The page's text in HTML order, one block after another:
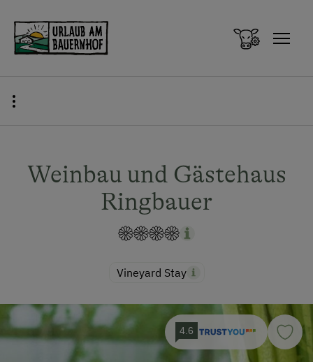
Weinbau und Gästehaus
Ringbauer
Vineyard Stay
4.6